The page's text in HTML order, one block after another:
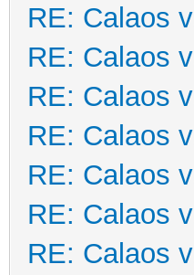
RE: Calaos
RE: Calaos
RE: Calaos
RE: Calaos
RE: Calaos
RE: Calaos
RE: Calaos